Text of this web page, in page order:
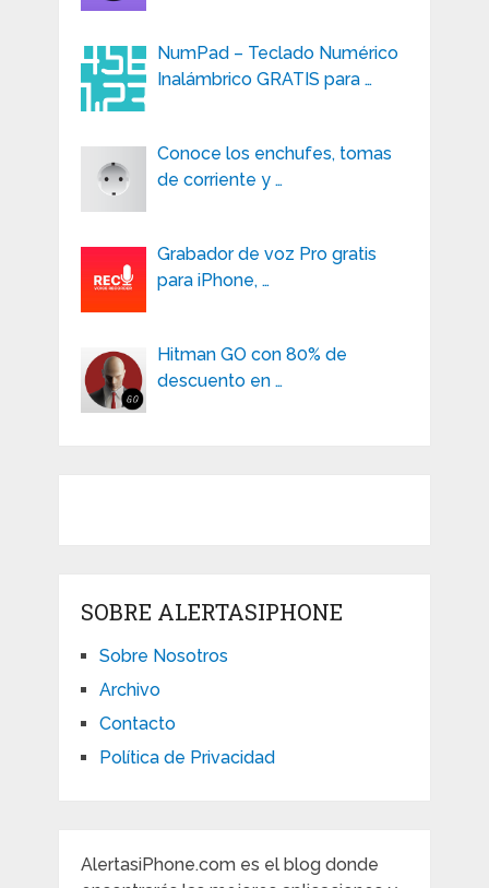
NumPad – Teclado Numérico
Inalámbrico GRATIS para …
Conoce los enchufes, tomas
de corriente y …
Grabador de voz Pro gratis
para iPhone, …
Hitman GO con 80% de
descuento en …
SOBRE ALERTASIPHONE
Sobre Nosotros
Archivo
Contacto
Política de Privacidad
AlertasiPhone.com es el blog donde